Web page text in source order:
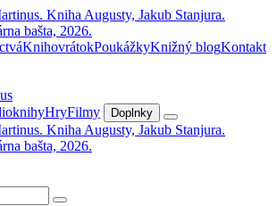
KnihovrátokPoukážkyKnižný blogKontakt
HryFilmy Doplnky